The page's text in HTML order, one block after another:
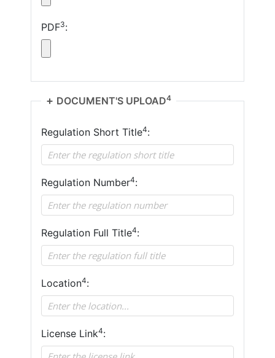
PDF3:
DOCUMENT'S UPLOAD4
Regulation Short Title4:
Regulation Number4:
Regulation Full Title4:
Location4:
License Link4: